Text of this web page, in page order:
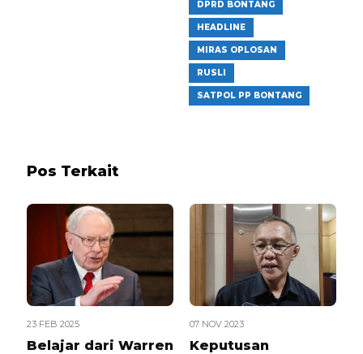
DPRD BONTANG
HEADLINE
MIRAS OPLOSAN
RUSLI
SATPOL PP BONTANG
Pos Terkait
23 FEB 2025
Belajar dari Warren
07 NOV 2023
Keputusan